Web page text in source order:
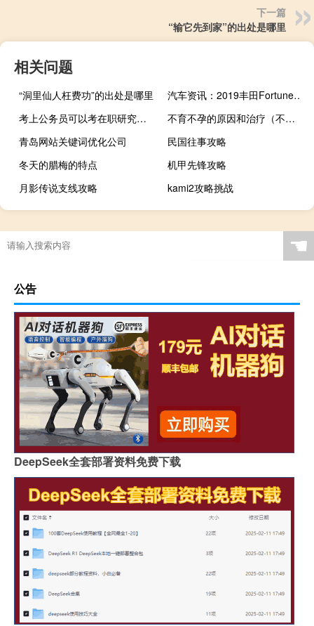
下一篇
“输它先到家”的出处是哪里
相关问题
“洞里仙人枉费功”的出处是哪里
汽车资讯：2019丰田Fortuner可能很快会进行一些重大更新
考上公务员可以考在职研究生吗
不育不孕的原因和治疗（不育不孕的原因有哪些）
青岛网站关键词优化公司
民国往事攻略
冬天的腊梅的特点
机甲先锋攻略
月影传说支线攻略
kami2攻略挑战
☚
公告
DeepSeek全套部署资料免费下载